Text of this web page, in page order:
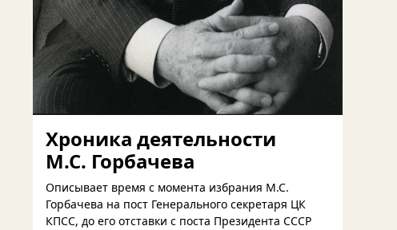
Хроника деятельности
М.С. Горбачева
Описывает время с момента избрания М.С.
Горбачева на пост Генерального секретаря ЦК
КПСС, до его отставки с поста Президента СССР